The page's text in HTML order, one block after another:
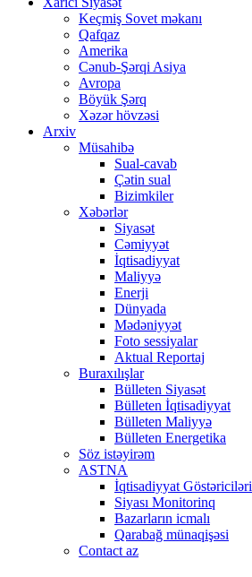
Keçmiş Sovet məkanı
Qafqaz
Amerika
Cənub-Şərqi Asiya
Avropa
Böyük Şərq
Xəzər hövzəsi
Arxiv
Müsahibə
Sual-cavab
Çətin sual
Bizimkiler
Xəbərlər
Siyasət
Cəmiyyət
İqtisadiyyat
Maliyyə
Enerji
Dünyada
Mədəniyyət
Foto sessiyalar
Aktual Reportaj
Buraxılışlar
Bülleten Siyasət
Bülleten İqtisadiyyat
Bülleten Maliyyə
Bülleten Energetika
Söz istəyirəm
ASTNA
İqtisadiyyat Göstəriciləri
Siyası Monitorinq
Bazarların icmalı
Qarabağ münaqişəsi
Contact az